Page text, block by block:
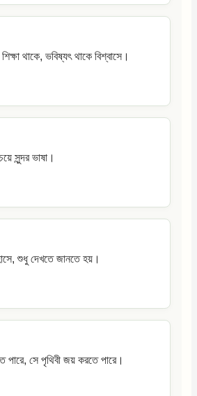
থাকে, ভবিষ্যৎ থাকে বিশ্বাসে।
সুন্দর ভাষা।
শুধু দেখতে জানতে হয়।
পারে, সে পৃথিবী জয় করতে পারে।